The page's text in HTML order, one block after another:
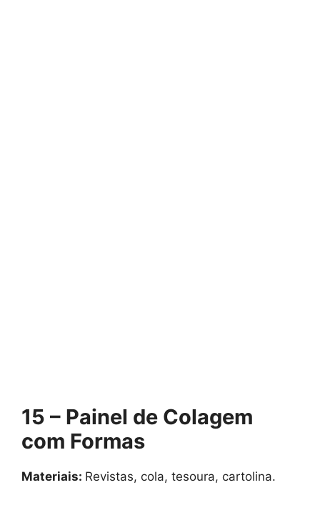
15 – Painel de Colagem
com Formas
Materiais: Revistas, cola, tesoura, cartolina.